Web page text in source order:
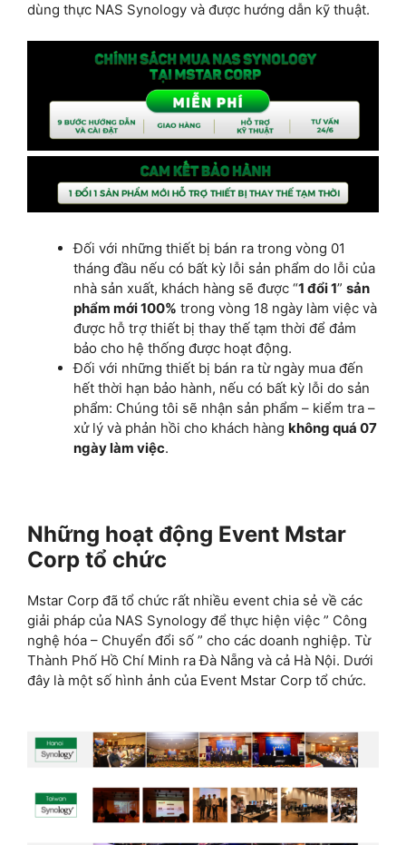
dùng thực NAS Synology và được hướng dẫn kỹ thuật.
Đối với những thiết bị bán ra trong vòng 01
tháng đầu nếu có bất kỳ lỗi sản phẩm do lỗi của
nhà sản xuất, khách hàng sẽ được “1 đổi 1” sản
phẩm mới 100% trong vòng 18 ngày làm việc và
được hỗ trợ thiết bị thay thế tạm thời để đảm
bảo cho hệ thống được hoạt động.
Đối với những thiết bị bán ra từ ngày mua đến
hết thời hạn bảo hành, nếu có bất kỳ lỗi do sản
phẩm: Chúng tôi sẽ nhận sản phẩm – kiểm tra –
xử lý và phản hồi cho khách hàng không quá 07
ngày làm việc.
Những hoạt động Event Mstar
Corp tổ chức
Mstar Corp đã tổ chức rất nhiều event chia sẻ về các
giải pháp của NAS Synology để thực hiện việc ” Công
nghệ hóa – Chuyển đổi số ” cho các doanh nghiệp. Từ
Thành Phố Hồ Chí Minh ra Đà Nẵng và cả Hà Nội. Dưới
đây là một số hình ảnh của Event Mstar Corp tổ chức.